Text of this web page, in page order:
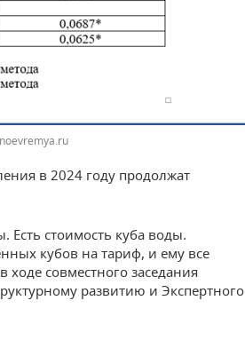
в 2024 году продолжат
стоимость куба воды.
кубов на тариф, и ему все
совместного заседания
развитию и Экспертного